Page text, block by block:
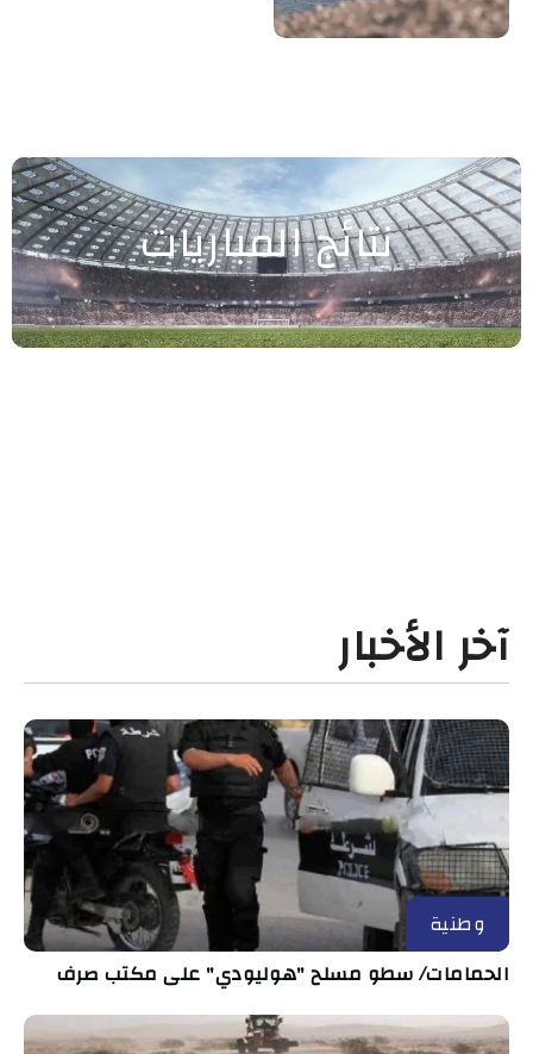
نتائج المباريات
آخر الأخبار
وطنية
الحمامات/ سطو مسلح "هوليودي" على مكتب صرف